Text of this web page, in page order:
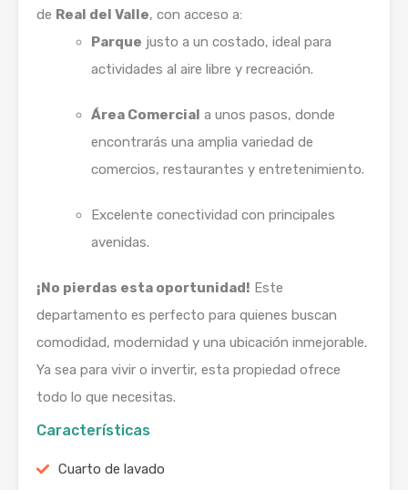
de Real del Valle, con acceso a:
Parque justo a un costado, ideal para
actividades al aire libre y recreación.
Área Comercial a unos pasos, donde
encontrarás una amplia variedad de
comercios, restaurantes y entretenimiento.
Excelente conectividad con principales
avenidas.
¡No pierdas esta oportunidad! Este
departamento es perfecto para quienes buscan
comodidad, modernidad y una ubicación inmejorable.
Ya sea para vivir o invertir, esta propiedad ofrece
todo lo que necesitas.
Características
Cuarto de lavado